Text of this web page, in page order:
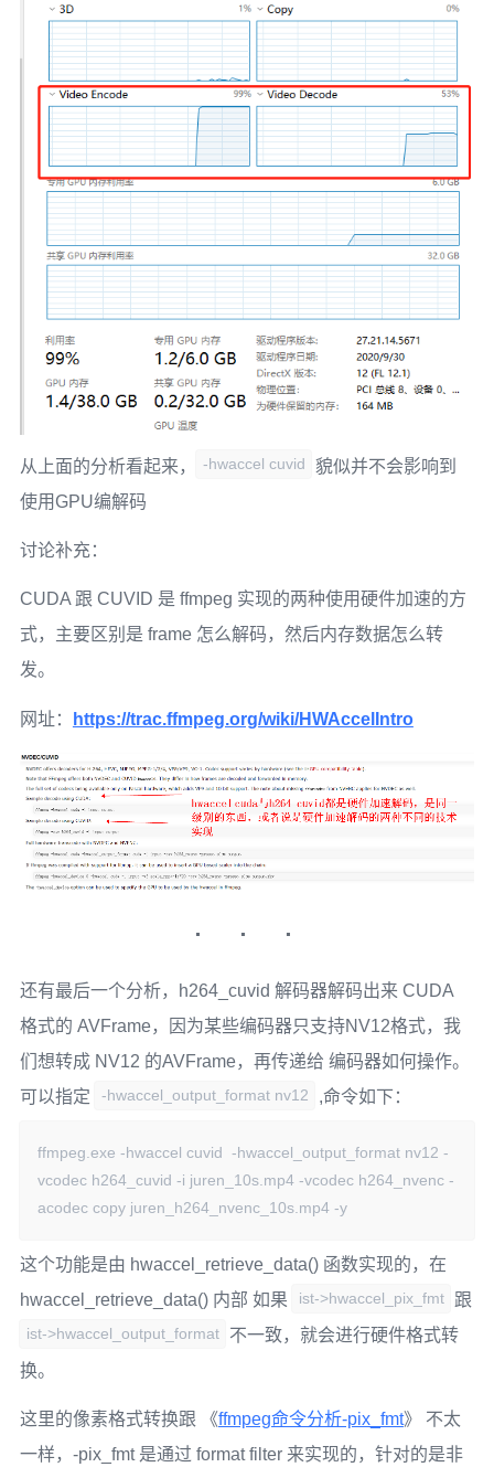
从上面的分析看起来， -hwaccel cuvid
貌似并不会影响到
使用GPU编解码
讨论补充：
CUDA 跟 CUVID 是 ffmpeg 实现的两种使用硬件加速的方
式，主要区别是 frame 怎么解码，然后内存数据怎么转
发。
网址： https://trac.ffmpeg.org/wiki/HWAccelIntro
还有最后一个分析，h264_cuvid 解码器解码出来 CUDA
格式的 AVFrame，因为某些编码器只支持NV12格式，我
们想转成 NV12 的AVFrame，再传递给 编码器如何操作。
可以指定
-hwaccel_output_format nv12 ,命令如下：
ffmpeg.exe -hwaccel cuvid  -hwaccel_output_format nv12 -
vcodec h264_cuvid -i juren_10s.mp4 -vcodec h264_nvenc -
acodec copy juren_h264_nvenc_10s.mp4 -y
这个功能是由 hwaccel_retrieve_data() 函数实现的，在
hwaccel_retrieve_data() 内部 如果
ist->hwaccel_pix_fmt 跟
ist->hwaccel_output_format
不一致，就会进行硬件格式转
换。
这里的像素格式转换跟 《ffmpeg命令分析-pix_fmt》 不太
一样，-pix_fmt 是通过 format filter 来实现的，针对的是非